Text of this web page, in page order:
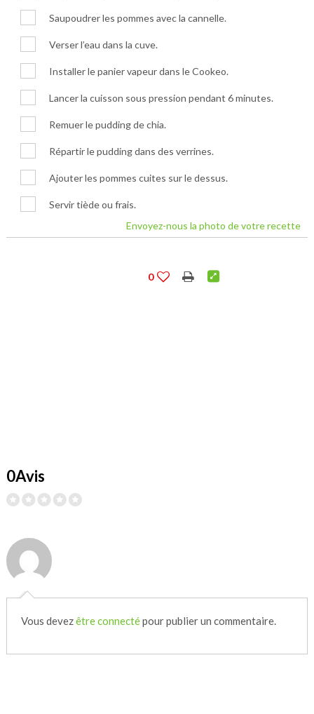
Saupoudrer les pommes avec la cannelle.
Verser l’eau dans la cuve.
Installer le panier vapeur dans le Cookeo.
Lancer la cuisson sous pression pendant 6 minutes.
Remuer le pudding de chia.
Répartir le pudding dans des verrines.
Ajouter les pommes cuites sur le dessus.
Servir tiède ou frais.
Envoyez-nous la photo de votre recette
0
0Avis
Vous devezêtre connectépour publier un commentaire.